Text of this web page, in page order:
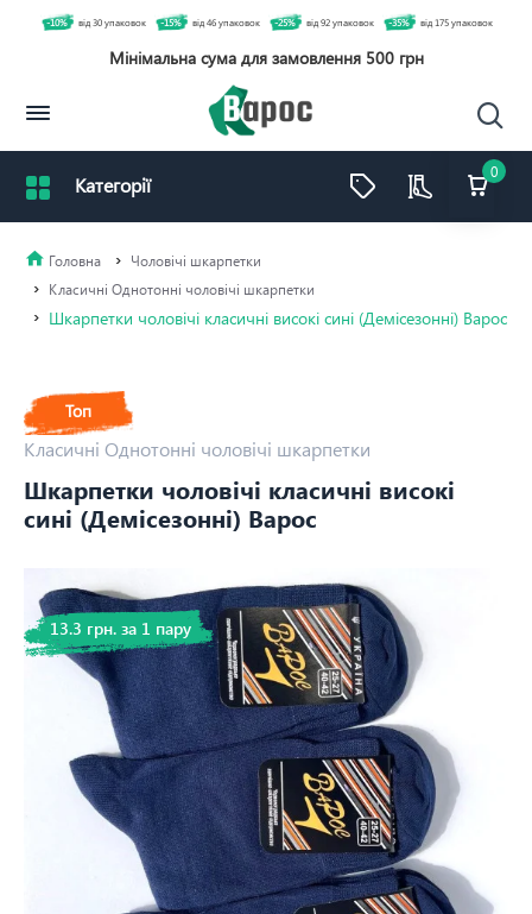
0
-10% від 30 упаковок -15% від 46 упаковок -25% від 92 упаковок -35% від 175 упаковок
Мінімальна сума для замовлення 500 грн
Чоловічі шкарпетки
Класичні Однотонні чоловічі шкарпетки
Шкарпетки чоловічі класичні високі сині (Демісезонні) Варос
Топ
Класичні Однотонні чоловічі шкарпетки
Шкарпетки чоловічі класичні високі
сині (Демісезонні) Варос
13.3 грн. за 1 пару